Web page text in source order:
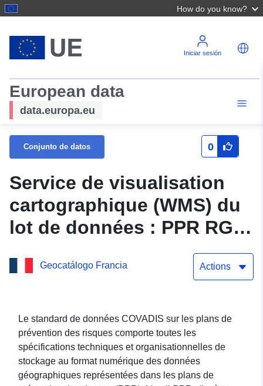
How do you know?
Iniciar sesión
European data
data.europa.eu
Conjunto de datos 0
Service de visualisation
cartographique (WMS) du
lot de données : PPR RGA
Geocatálogo Francia Actions
Le standard de données COVADIS sur les plans de
prévention des risques comporte toutes les
spécifications techniques et organisationnelles de
stockage au format numérique des données
géographiques représentées dans les plans de